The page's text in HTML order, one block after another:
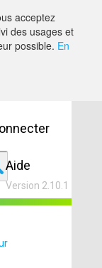
Aide
Version 2.10.1
acceptez
des usages et
possible. En